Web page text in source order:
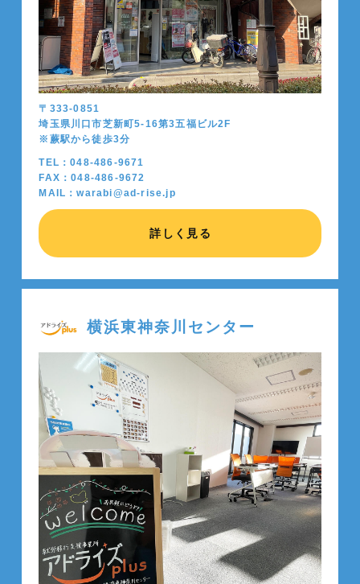
〒333-0851
埼玉県川口市芝新町5-16第3五福ビル2F
※蕨駅から徒歩3分
TEL：048-486-9671
FAX：048-486-9672
MAIL：warabi@ad-rise.jp
詳しく見る
横浜東神奈川センター